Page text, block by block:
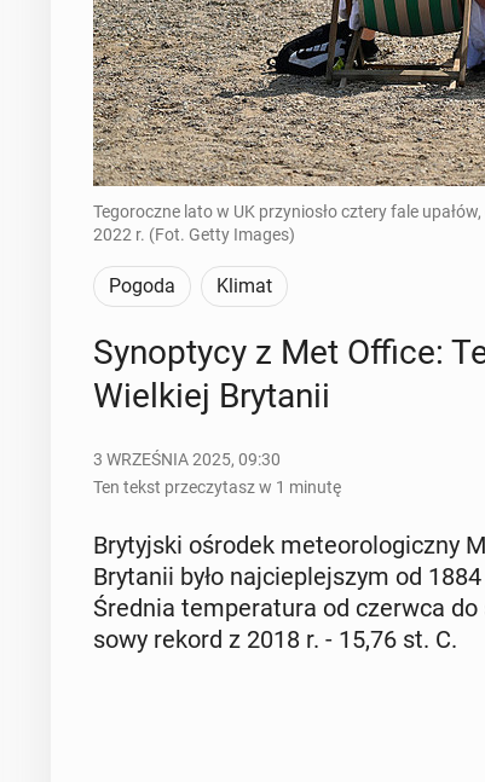
Tegoroczne lato w UK przyniosło cztery fale
2022 r. (Fot. Getty Images)
Pogoda Klimat
Syn­op­ty­cy z Met Office:
Wiel­kiej Bry­ta­nii
3 WRZEŚNIA 2025, 09:30
Ten tekst przeczytasz w 1 minutę
Bry­tyj­ski ośrodek me­te­oro­lo­gicz­ny
Bry­ta­nii było naj­cie­plej­szym od
Średnia tem­pe­ra­tu­ra od czerwca
so­wy rekord z 2018 r. - 15,76 st. C.